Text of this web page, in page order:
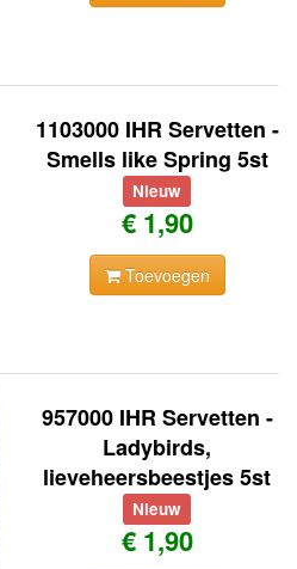
1103000 IHR Servetten -
Smells like Spring 5st
Nieuw
€ 1,90
Toevoegen
957000 IHR Servetten -
Ladybirds,
lieveheersbeestjes 5st
Nieuw
€ 1,90